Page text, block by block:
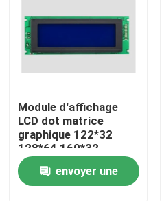
Contrôle qualité
Nouvelles
Demandez un devis
Module d'affichage
LCD dot matrice
graphique 122*32
128*64 160*32
192*64 240*64
240*128 320*240
envoyer une